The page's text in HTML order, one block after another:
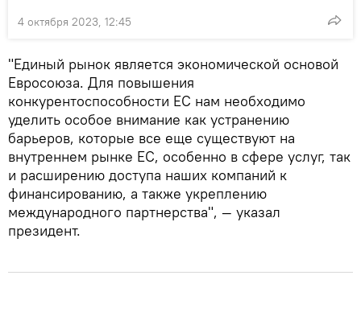
4 октября 2023, 12:45
"Единый рынок является экономической основой
Евросоюза. Для повышения
конкурентоспособности ЕС нам необходимо
уделить особое внимание как устранению
барьеров, которые все еще существуют на
внутреннем рынке ЕС, особенно в сфере услуг, так
и расширению доступа наших компаний к
финансированию, а также укреплению
международного партнерства", — указал
президент.